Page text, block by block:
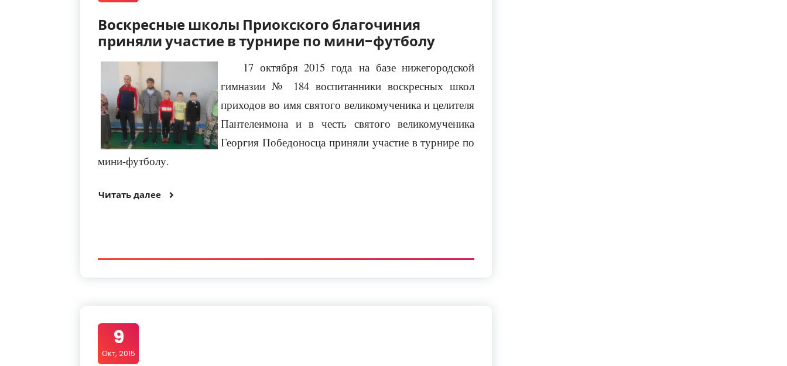
Воскресные школы Приокского благочиния
приняли участие в турнире по мини-футболу
17 октября 2015 года на базе нижегородской
гимназии № 184 воспитанники воскресных школ
приходов во имя святого великомученика и целителя
Пантелеимона и в честь святого великомученика
Георгия Победоносца приняли участие в турнире по
мини-футболу.
Читать далее
9
Окт, 2015